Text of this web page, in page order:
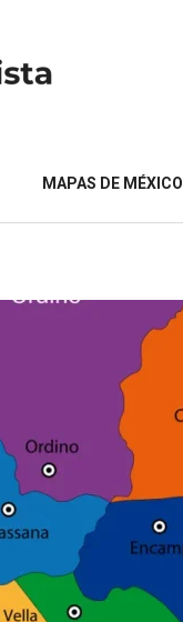
MAPAS DE MÉXICO